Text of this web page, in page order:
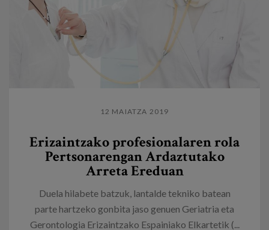
12 MAIATZA 2019
Erizaintzako profesionalaren rola
Pertsonarengan Ardaztutako
Arreta Ereduan
Duela hilabete batzuk, lantalde tekniko batean
parte hartzeko gonbita jaso genuen Geriatria eta
Gerontologia Erizaintzako Espainiako Elkartetik (...